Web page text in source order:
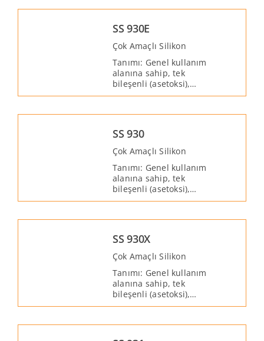
mastiktir. Yapı
birleşme yerleri için
ideal, ekonomik bir derz
dolgu mastiğidir.
SS 930E
Çok Amaçlı Silikon
Tanımı: Genel kullanım
alanına sahip, tek
bileşenli (asetoksi),
havadaki nemle
mekânlarda
esaslı bir mastiktir.
SS 930
Çok Amaçlı Silikon
Tanımı: Genel kullanım
alanına sahip, tek
bileşenli (asetoksi),
havadaki nemle
mekânlarda
esaslı bir mastiktir.
SS 930X
Çok Amaçlı Silikon
Tanımı: Genel kullanım
alanına sahip, tek
bileşenli (asetoksi),
havadaki nemle
mekânlarda